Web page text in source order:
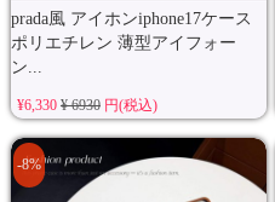
prada風 アイホンiphone17ケース
ポリエチレン 薄型アイフォー
ン...
¥6,330 ¥ 6930円(税込)
-8%